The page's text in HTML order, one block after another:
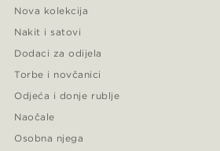
Nova kolekcija
Nakit i satovi
Dodaci za odijela
Torbe i novčanici
Odjeća i donje rublje
Naočale
Osobna njega